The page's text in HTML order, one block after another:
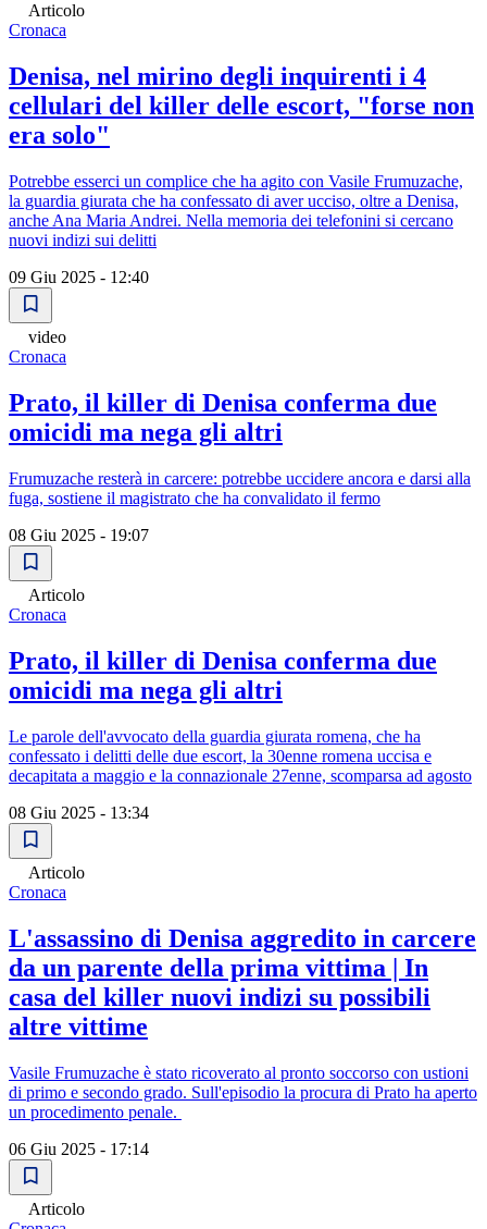
Articolo
Cronaca
Denisa, nel mirino degli inquirenti i 4
cellulari del killer delle escort, "forse non
era solo"
Potrebbe esserci un complice che ha agito con Vasile Frumuzache,
la guardia giurata che ha confessato di aver ucciso, oltre a Denisa,
anche Ana Maria Andrei. Nella memoria dei telefonini si cercano
nuovi indizi sui delitti
09 Giu 2025 - 12:40
video
Cronaca
Prato, il killer di Denisa conferma due
omicidi ma nega gli altri
Frumuzache resterà in carcere: potrebbe uccidere ancora e darsi alla
fuga, sostiene il magistrato che ha convalidato il fermo
08 Giu 2025 - 19:07
Articolo
Cronaca
Prato, il killer di Denisa conferma due
omicidi ma nega gli altri
Le parole dell'avvocato della guardia giurata romena, che ha
confessato i delitti delle due escort, la 30enne romena uccisa e
decapitata a maggio e la connazionale 27enne, scomparsa ad agosto
08 Giu 2025 - 13:34
Articolo
Cronaca
L'assassino di Denisa aggredito in carcere
da un parente della prima vittima | In
casa del killer nuovi indizi su possibili
altre vittime
Vasile Frumuzache è stato ricoverato al pronto soccorso con ustioni
di primo e secondo grado. Sull'episodio la procura di Prato ha aperto
un procedimento penale.
06 Giu 2025 - 17:14
Articolo